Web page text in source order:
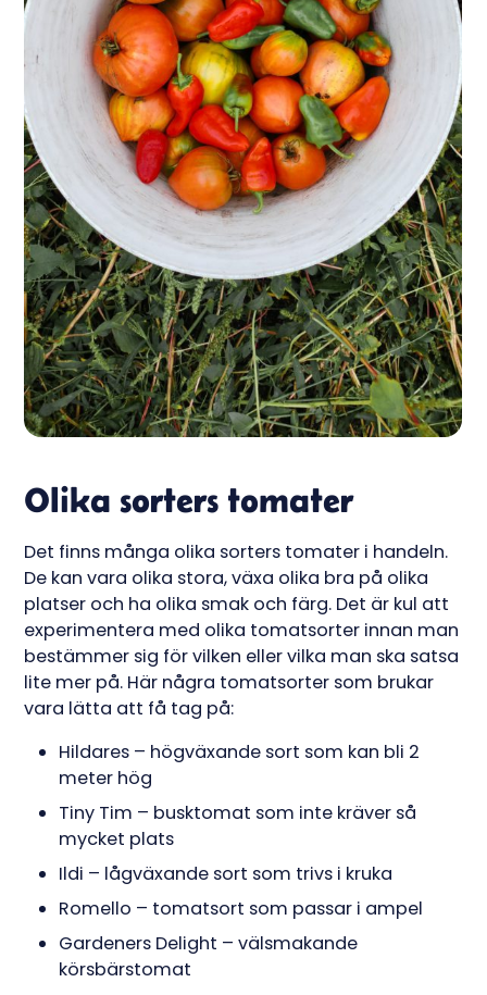
Olika sorters tomater
Det finns många olika sorters tomater i handeln.
De kan vara olika stora, växa olika bra på olika
platser och ha olika smak och färg. Det är kul att
experimentera med olika tomatsorter innan man
bestämmer sig för vilken eller vilka man ska satsa
lite mer på. Här några tomatsorter som brukar
vara lätta att få tag på:
Hildares – högväxande sort som kan bli 2
meter hög
Tiny Tim – busktomat som inte kräver så
mycket plats
Ildi – lågväxande sort som trivs i kruka
Romello – tomatsort som passar i ampel
Gardeners Delight – välsmakande
körsbärstomat